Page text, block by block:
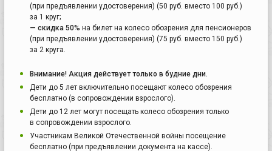
(при предъявлении удостоверения) (50 руб. вместо 100 руб.)
за 1 круг;
— скидка 50% на билет на колесо обозрения для пенсионеров
(при предъявлении удостоверения) (75 руб. вместо 150 руб.)
за 2 круга.
Внимание! Акция действует только в будние дни.
Дети до 5 лет включительно посещают колесо обозрения
бесплатно (в сопровождении взрослого).
Дети до 12 лет могут посещать колесо обозрения только
в сопровождении взрослого.
Участникам Великой Отечественной войны посещение
бесплатно (при предъявлении документа на кассе).